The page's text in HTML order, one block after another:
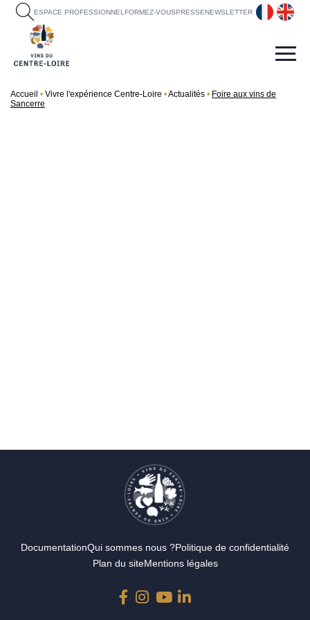
ESPACE PROFESSIONNEL FORMEZ-VOUSPRESSENEWSLETTER fr en
Accueil Vivre l'expérience Centre-Loire Actualités
Foire aux vins de
Sancerre
DocumentationQui sommes nous ?Politique de confidentialité
Plan du siteMentions légales